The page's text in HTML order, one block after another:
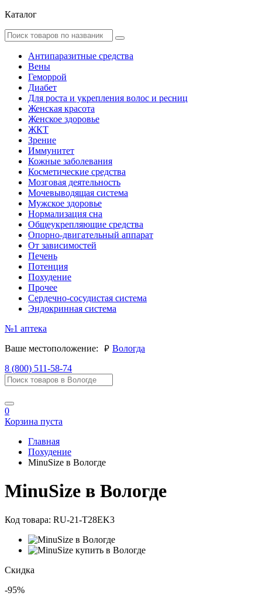
Каталог
Антипаразитные средства
Вены
Геморрой
Диабет
Для роста и укрепления волос и ресниц
Женская красота
Женское здоровье
ЖКТ
Зрение
Иммунитет
Кожные заболевания
Косметические средства
Мозговая деятельность
Мочевыводящая система
Мужское здоровье
Нормализация сна
Общеукрепляющие средства
Опорно-двигательный аппарат
От зависимостей
Печень
Потенция
Похудение
Прочее
Сердечно-сосудистая система
Эндокринная система
№1 аптека
Ваше местоположение:
руб. Вологда
8 (800) 511-58-74
0
Корзина пуста
Главная
Похудение
MinuSize в Вологде
MinuSize в Вологде
Код товара: RU-21-T28EK3
Скидка
-95%